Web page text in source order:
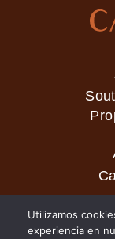
Utilizamos
experiencia en